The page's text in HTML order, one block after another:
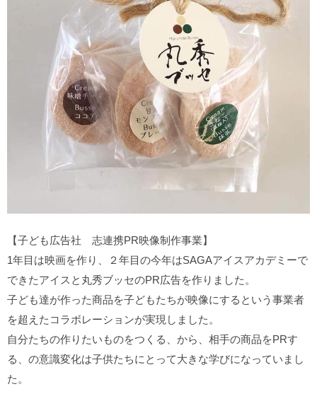
【子ども広告社 志連携PR映像制作事業】
1年目は映画を作り、２年目の今年はSAGAアイスアカデミーで
できたアイスと丸秀ブッセのPR広告を作りました。
子ども達が作った商品を子どもたちが映像にするという事業者
を超えたコラボレーションが実現しました。
自分たちの作りたいものをつくる、から、相手の商品をPRす
る、の意識変化は子供たちにとって大きな学びになっていまし
た。